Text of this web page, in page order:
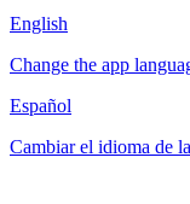
English
Change the app
Español
Cambiar el idioma de